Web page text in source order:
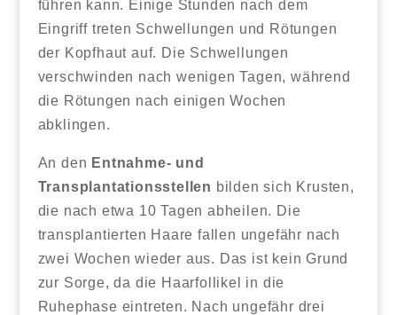
führen kann. Einige Stunden nach dem
Eingriff treten Schwellungen und Rötungen
der Kopfhaut auf. Die Schwellungen
verschwinden nach wenigen Tagen, während
die Rötungen nach einigen Wochen
abklingen.
An den Entnahme- und
Transplantationsstellen bilden sich Krusten,
die nach etwa 10 Tagen abheilen. Die
transplantierten Haare fallen ungefähr nach
zwei Wochen wieder aus. Das ist kein Grund
zur Sorge, da die Haarfollikel in die
Ruhephase eintreten. Nach ungefähr drei